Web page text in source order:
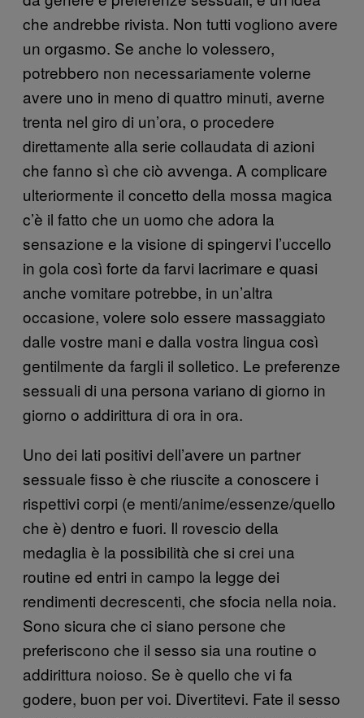
che andrebbe rivista. Non tutti vogliono avere
un orgasmo. Se anche lo volessero,
potrebbero non necessariamente volerne
avere uno in meno di quattro minuti, averne
trenta nel giro di un’ora, o procedere
direttamente alla serie collaudata di azioni
che fanno sì che ciò avvenga. A complicare
ulteriormente il concetto della mossa magica
c’è il fatto che un uomo che adora la
sensazione e la visione di spingervi l’uccello
in gola così forte da farvi lacrimare e quasi
anche vomitare potrebbe, in un’altra
occasione, volere solo essere massaggiato
dalle vostre mani e dalla vostra lingua così
gentilmente da fargli il solletico. Le preferenze
sessuali di una persona variano di giorno in
giorno o addirittura di ora in ora.
Uno dei lati positivi dell’avere un partner
sessuale fisso è che riuscite a conoscere i
rispettivi corpi (e menti/anime/essenze/quello
che è) dentro e fuori. Il rovescio della
medaglia è la possibilità che si crei una
routine ed entri in campo la legge dei
rendimenti decrescenti, che sfocia nella noia.
Sono sicura che ci siano persone che
preferiscono che il sesso sia una routine o
addirittura noioso. Se è quello che vi fa
godere, buon per voi. Divertitevi. Fate il sesso